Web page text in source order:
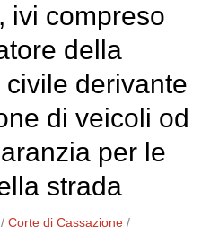
ivi compreso
della
derivante
di veicoli od
per le
strada
/Corte di Cassazione /